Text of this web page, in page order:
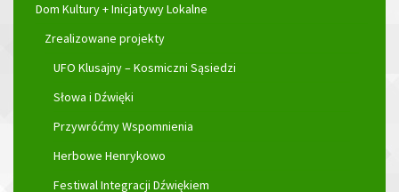
Dom Kultury + Inicjatywy Lokalne
Zrealizowane projekty
UFO Klusajny – Kosmiczni Sąsiedzi
Słowa i Dźwięki
Przywróćmy Wspomnienia
Herbowe Henrykowo
Festiwal Integracji Dźwiękiem